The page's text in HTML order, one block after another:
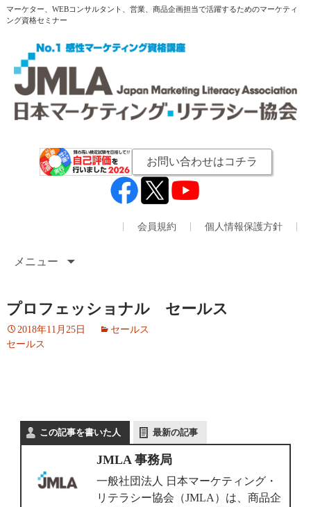
マーケター、WEBコンサルタント、営業、商品企画担当で活躍するためのマーケティ
ング資格セミナー
お問い合わせはコチラ
会員規約 個人情報保護方針
メニュー
プロフェッショナル セールス
2018年11月25日
セールス
セールス
この記事を書いた人 最新の記事
JMLA 事務局
一般社団法人 日本マーケティング・
リテラシー協会（JMLA）は、商品企